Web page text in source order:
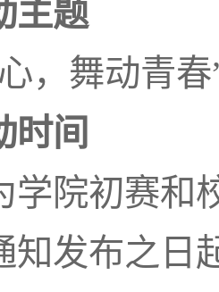
主题
，舞动青春
时间
学院初赛和
知发布之日